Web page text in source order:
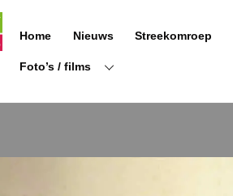
Home Nieuws Streekomroep
Foto’s / films